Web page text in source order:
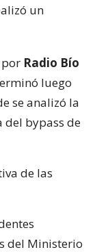
un
Radio Bío
luego
se analizó la
del bypass de
de las
del Ministerio